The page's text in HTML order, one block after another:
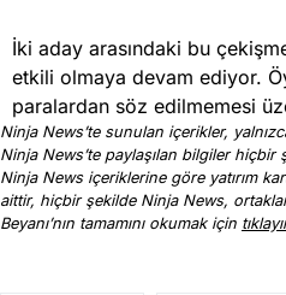
İki aday arasındaki bu
etkili olmaya devam ediyor.
paralardan söz edilmemesi
Ninja News’te sunulan içerikler,
Ninja News’te paylaşılan bilgiler hiçbir
Ninja News içeriklerine göre yatırım
aittir, hiçbir şekilde Ninja News,
Beyanı’nın tamamını okumak için